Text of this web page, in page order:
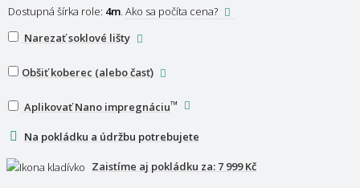
Dostupná šírka role: 4m Ako sa počíta cena?
Narezať soklové lišty
Obšiť koberec (alebo časť)
Na pokládku a údržbu potrebujete
Aplikovať Nano impregnáciu™
Zaistíme aj pokládku za: 7 999 Kč